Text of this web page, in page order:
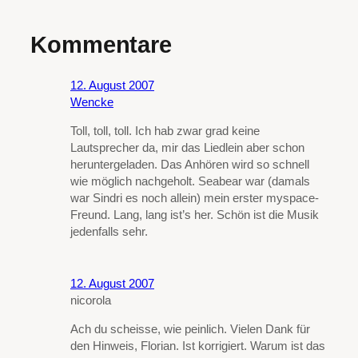
Kommentare
12. August 2007
Wencke
Toll, toll, toll. Ich hab zwar grad keine
Lautsprecher da, mir das Liedlein aber schon
heruntergeladen. Das Anhören wird so schnell
wie möglich nachgeholt. Seabear war (damals
war Sindri es noch allein) mein erster myspace-
Freund. Lang, lang ist’s her. Schön ist die Musik
jedenfalls sehr.
12. August 2007
nicorola
Ach du scheisse, wie peinlich. Vielen Dank für
den Hinweis, Florian. Ist korrigiert. Warum ist das